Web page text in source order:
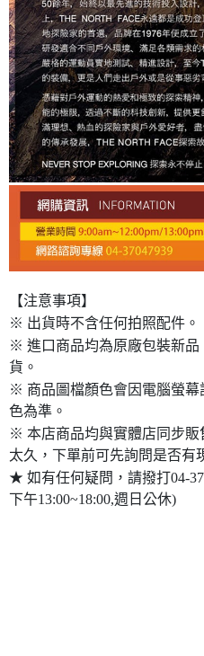
【注意事項】
※ 出貨時不含任何拍照配件。
※ 進口商品均為原廠包裝新
貨。
※ 商品圖檔顏色會因電腦螢
色為準。
※ 本店商品均與實體店同步
太久，下單前可先詢問是否有
★ 如有任何疑問，請撥打04-
下午13:00~18:00,週日公休)